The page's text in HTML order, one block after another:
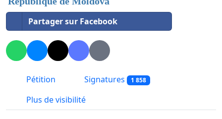
Partager sur Facebook
Pétition Signatures 1 858
Plus de visibilité